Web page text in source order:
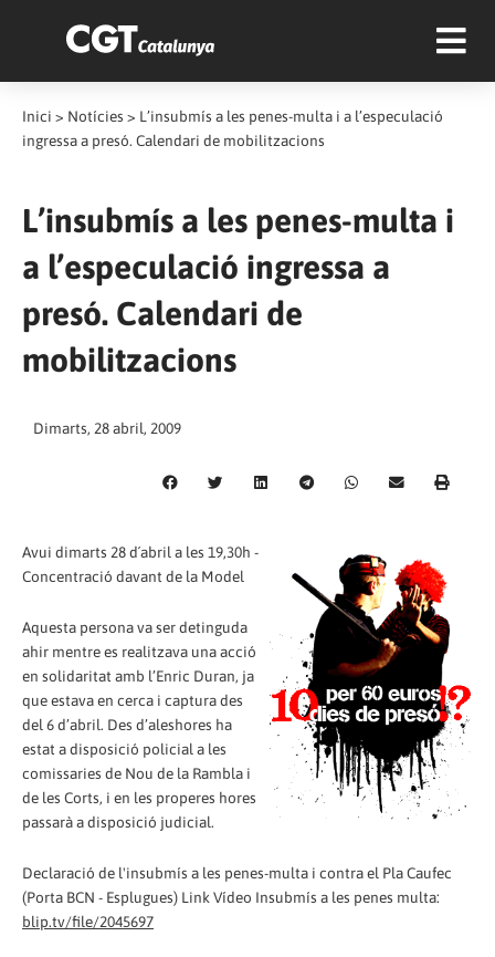
Inici > Notícies > L’insubmís a les penes-multa i a l’especulació
ingressa a presó. Calendari de mobilitzacions
L’insubmís a les penes-multa i
a l’especulació ingressa a
presó. Calendari de
mobilitzacions
Dimarts, 28 abril, 2009
Avui dimarts 28 d´abril a les 19,30h -
Concentració davant de la Model
Aquesta persona va ser detinguda
ahir mentre es realitzava una acció
en solidaritat amb l’Enric Duran, ja
que estava en cerca i captura des
del 6 d’abril. Des d’aleshores ha
estat a disposició policial a les
comissaries de Nou de la Rambla i
de les Corts, i en les properes hores
passarà a disposició judicial.
Declaració de l'insubmís a les penes-multa i contra el Pla Caufec
(Porta BCN - Esplugues) Link Vídeo Insubmís a les penes multa:
blip.tv/file/2045697